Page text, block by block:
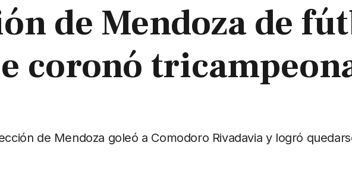
de Mendoza de
coronó
de Mendoza goleó a Comodoro Rivadavia y logró